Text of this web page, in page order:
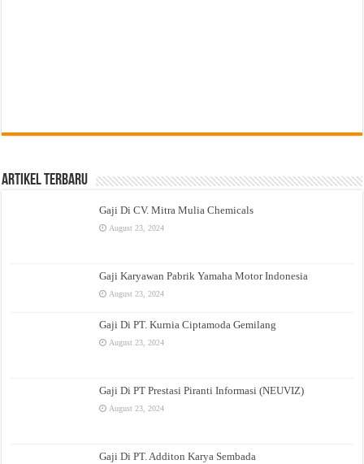
Artikel Terbaru
Gaji Di CV. Mitra Mulia Chemicals
August 23, 2024
Gaji Karyawan Pabrik Yamaha Motor Indonesia
August 23, 2024
Gaji Di PT. Kurnia Ciptamoda Gemilang
August 23, 2024
Gaji Di PT Prestasi Piranti Informasi (NEUVIZ)
August 23, 2024
Gaji Di PT. Additon Karya Sembada